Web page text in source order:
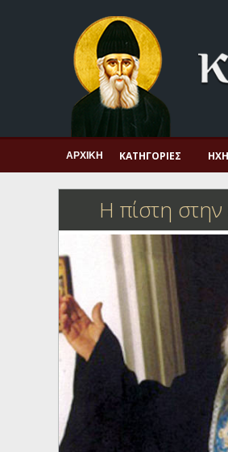
Πνευματική ζωή
Μαρτυρία και διδαχή
Λατρεία και προσευχή
Αγιολόγιο – Εορτολόγιο
Η πίστη στην εποχή μας
Ορθόδοξη οικογένεια
Ορθόδοξο προσκυνητάριο
Σκέψεις-προβληματισμοί
ΑΡΧΙΚΉ ΚΑΤΗΓΟΡΊΕΣ
Η πίστη